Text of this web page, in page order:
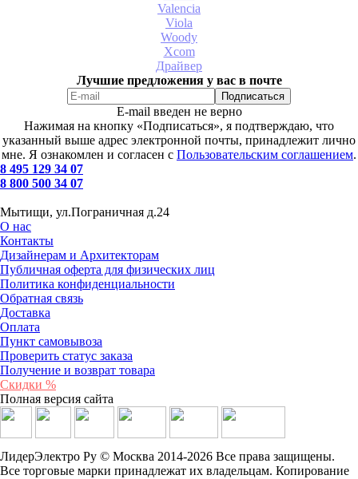
Valencia
Viola
Woody
Xcom
Драйвер
Лучшие предложения у вас в почте
E-mail введен не верно
Нажимая на кнопку «Подписаться», я подтверждаю, что
указанный выше адрес электронной почты, принадлежит лично
мне. Я ознакомлен и согласен с Пользовательским соглашением.
8 495 129 34 07
8 800 500 34 07
Мытищи, ул.Пограничная д.24
О нас
Контакты
Дизайнерам и Архитекторам
Публичная оферта для физических лиц
Политика конфиденциальности
Обратная связь
Доставка
Оплата
Пункт самовывоза
Проверить статус заказа
Получение и возврат товара
Скидки %
Полная версия сайта
ЛидерЭлектро Ру © Москва 2014-2026 Все права защищены.
Все торговые марки принадлежат их владельцам. Копирование